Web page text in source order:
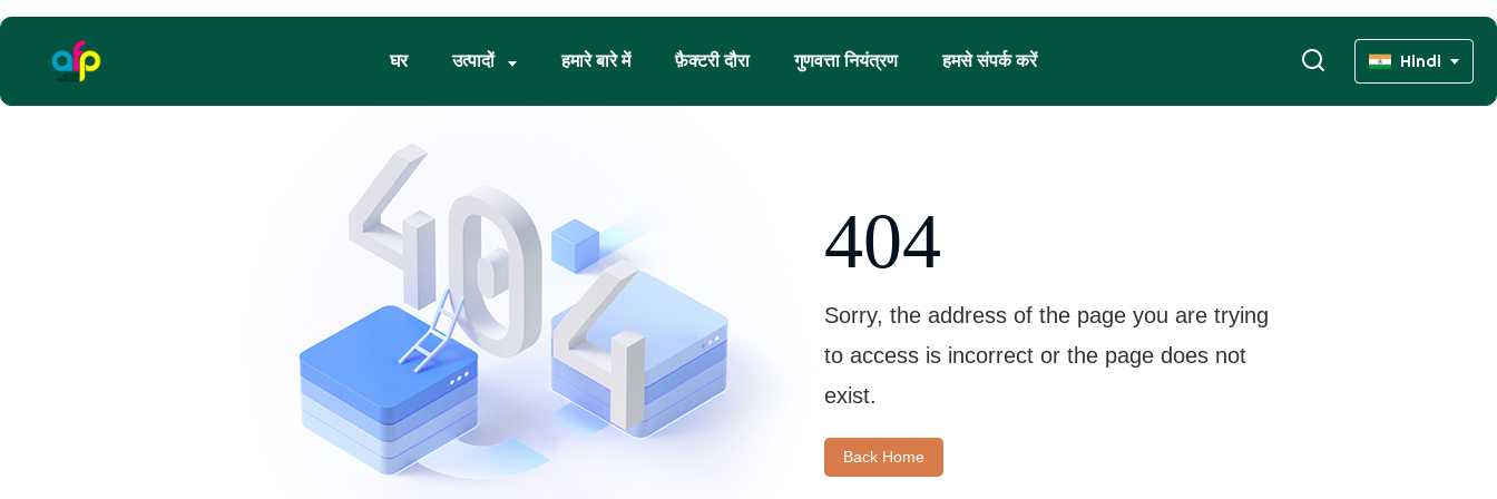
घर उत्पादों हमारे बारे में फ़ैक्टरी दौरा गुणवत्ता नियंत्रण हमसे संपर्क करें Hindi
404
Sorry, the address of the page you are trying
to access is incorrect or the page does not
exist.
Back Home